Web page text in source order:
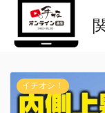
イチオシ！